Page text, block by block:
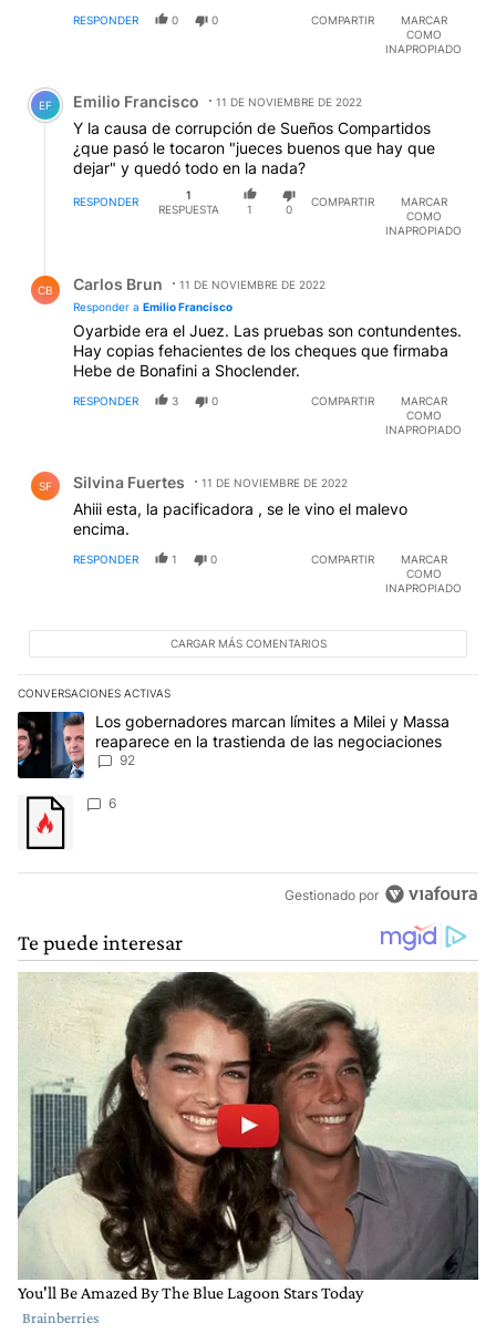
RESPONDER 0 0 COMPARTIR
MARCAR
COMO
INAPROPIADO
Comentario de Emilio Francisco.
EF Emilio Francisco 11 DE NOVIEMBRE DE 2022
Y la causa de corrupción de Sueños Compartidos
¿que pasó le tocaron "jueces buenos que hay que
dejar" y quedó todo en la nada?
RESPONDER
1
RESPUESTA
1 0
COMPARTIR
MARCAR
COMO
INAPROPIADO
CB Carlos Brun
11 DE NOVIEMBRE DE 2022
Responder a Emilio Francisco
Oyarbide era el Juez. Las pruebas son contundentes.
Hay copias fehacientes de los cheques que firmaba
Hebe de Bonafini a Shoclender.
RESPONDER 3 0 COMPARTIR
MARCAR
COMO
INAPROPIADO
SF Silvina Fuertes 11 DE NOVIEMBRE DE 2022
Ahiii esta, la pacificadora , se le vino el malevo
encima.
RESPONDER 1 0 COMPARTIR
MARCAR
COMO
INAPROPIADO
CARGAR MÁS COMENTARIOS
CONVERSACIONES ACTIVAS
Este listado muestra los artículos con más comentarios en los
Un artículo de tendencia con el título "Los gobernadores marcan
Los gobernadores marcan límites a Milei y Massa
reaparece en la trastienda de las negociaciones
92
Un artículo de tendencia con el título "" con 6 comentarios.
6
Gestionado por